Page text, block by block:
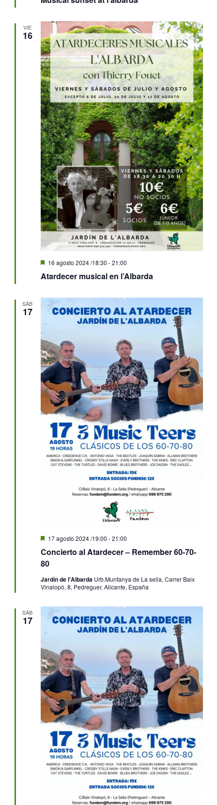
VIE
16
Atardecer musical en l’Albarda
Destacado
16 agosto 2024 /18:30 -21:00
SÁB
17
Concierto al Atardecer – Remember 60-70-
80
Destacado
17 agosto 2024 /19:00 -21:00
Jardín de l'Albarda Urb.Muntanya de La sella, Carrer Baix
Vinalopò, 8, Pedreguer, Alicante, España
SÁB
17